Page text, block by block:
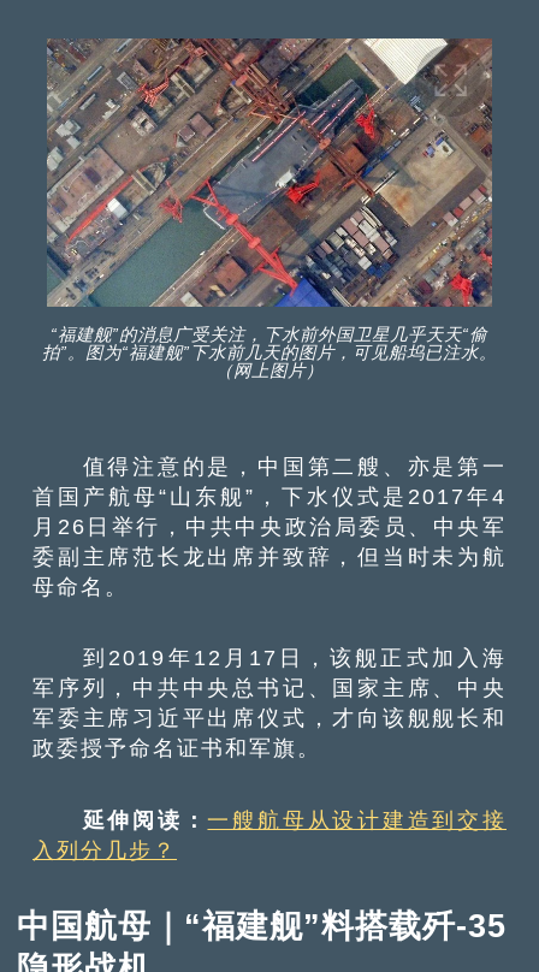
“福建舰”的消息广受关注，下水前外国卫星几乎天天“偷
拍”。图为“福建舰”下水前几天的图片，可见船坞已注水。
（网上图片）
值得注意的是，中国第二艘、亦是第一
首国产航母“山东舰”，下水仪式是2017年4
月26日举行，中共中央政治局委员、中央军
委副主席范长龙出席并致辞，但当时未为航
母命名。
到2019年12月17日，该舰正式加入海
军序列，中共中央总书记、国家主席、中央
军委主席习近平出席仪式，才向该舰舰长和
政委授予命名证书和军旗。
延伸阅读：一艘航母从设计建造到交接
入列分几步？
中国航母｜“福建舰”料搭载歼-35